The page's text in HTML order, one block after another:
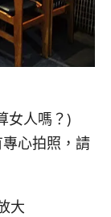
女人嗎？)
心拍照，請
大